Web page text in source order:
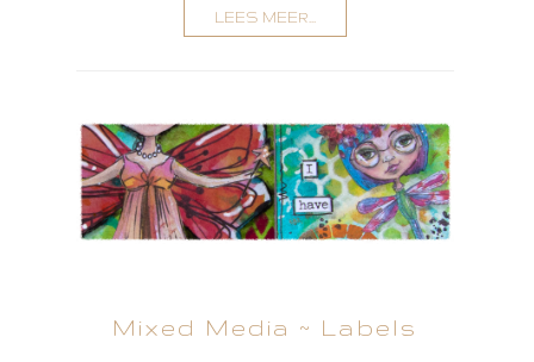
LEES MEER...
Mixed Media ~ Labels